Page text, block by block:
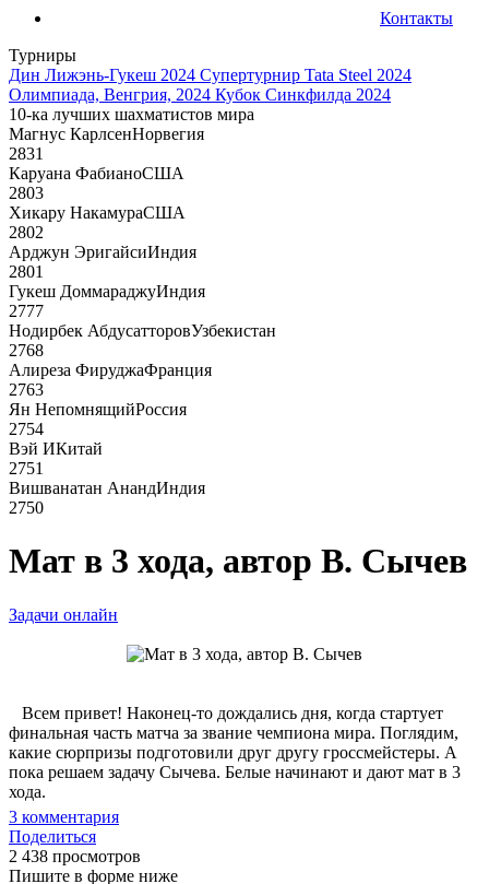
Контакты
Турниры
Дин Лижэнь-Гукеш 2024 Супертурнир Tata Steel 2024
Олимпиада, Венгрия, 2024 Кубок Синкфилда 2024
10-ка лучших шахматистов мира
Магнус КарлсенНорвегия
2831
Каруана ФабианоСША
2803
Хикару НакамураСША
2802
Арджун ЭригайсиИндия
2801
Гукеш ДоммараджуИндия
2777
Нодирбек АбдусатторовУзбекистан
2768
Алиреза ФируджаФранция
2763
Ян НепомнящийРоссия
2754
Вэй ИКитай
2751
Вишванатан АнандИндия
2750
Мат в 3 хода, автор В. Сычев
Задачи онлайн
Всем привет! Наконец-то дождались дня, когда стартует
финальная часть матча за звание чемпиона мира. Поглядим,
какие сюрпризы подготовили друг другу гроссмейстеры. А
пока решаем задачу Сычева. Белые начинают и дают мат в 3
хода.
3 комментария
Поделиться
2 438 просмотров
Пишите в форме ниже